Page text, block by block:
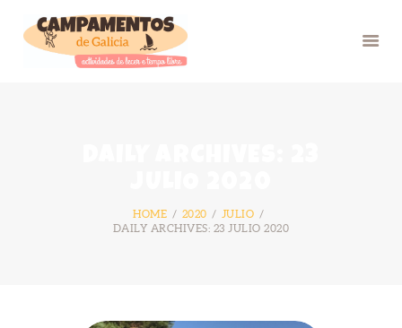
HOME 2020
JULIO
DAILY ARCHIVES: 23 JULIO 2020
FOTOS